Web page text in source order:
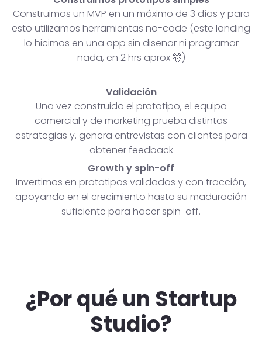
Construimos un MVP en un máximo de 3 días y para
esto utilizamos herramientas no-code (este landing
lo hicimos en una app sin diseñar ni programar
nada, en 2 hrs aprox 🤫)
Validación
Una vez construido el prototipo, el equipo
comercial y de marketing prueba distintas
estrategias y. genera entrevistas con clientes para
obtener feedback
Growth y spin-off
Invertimos en prototipos validados y con tracción,
apoyando en el crecimiento hasta su maduración
suficiente para hacer spin-off.
¿Por qué un Startup
Studio?